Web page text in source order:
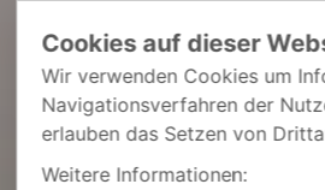
Cookies auf dieser
Wir verwenden Cookies um
Navigationsverfahren der
erlauben das Setzen von
Weitere Informationen: